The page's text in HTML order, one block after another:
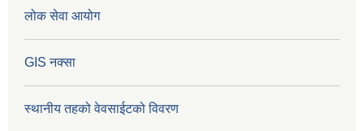
लोक सेवा आयोग
GIS नक्सा
स्थानीय तहको वेवसाईटको विवरण